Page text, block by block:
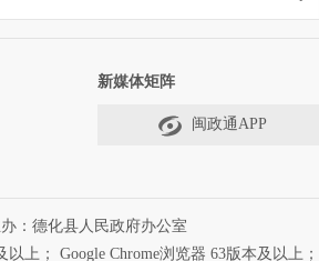
新媒体矩阵
闽政通APP
：德化县人民政府办公室
上； Google Chrome浏览器 63版本及以上